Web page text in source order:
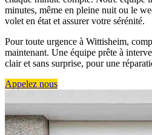
minutes, même en pleine nuit ou le
volet en état et assurer votre sérénité.
Pour toute urgence à Wittisheim,
maintenant. Une équipe prête à
clair et sans surprise, pour une
Appelez nous